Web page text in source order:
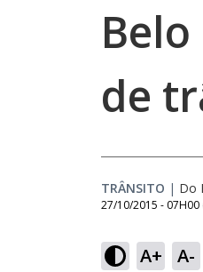
de
TRÂNSITO | Do
27/10/2015 - 07H00
A+ A-